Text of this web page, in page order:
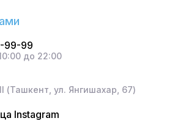
99-99
до 22:00
(Ташкент, ул. Янгишахар, 67)
Instagram